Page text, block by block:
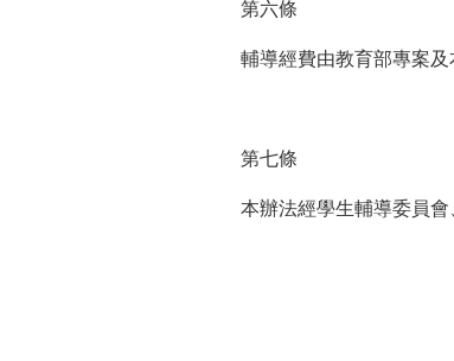
第六條
輔導經費由教育部專案
第七條
本辦法經學生輔導委員